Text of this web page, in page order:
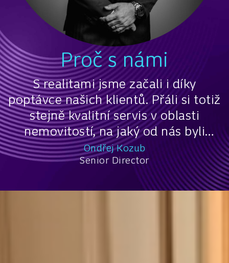
Proč s námi
S realitami jsme začali i díky
poptávce našich klientů. Přáli si totiž
stejně kvalitní servis v oblasti
nemovitostí, na jaký od nás byli
zvyklí ve financích.
Ondřej Kozub
Senior Director